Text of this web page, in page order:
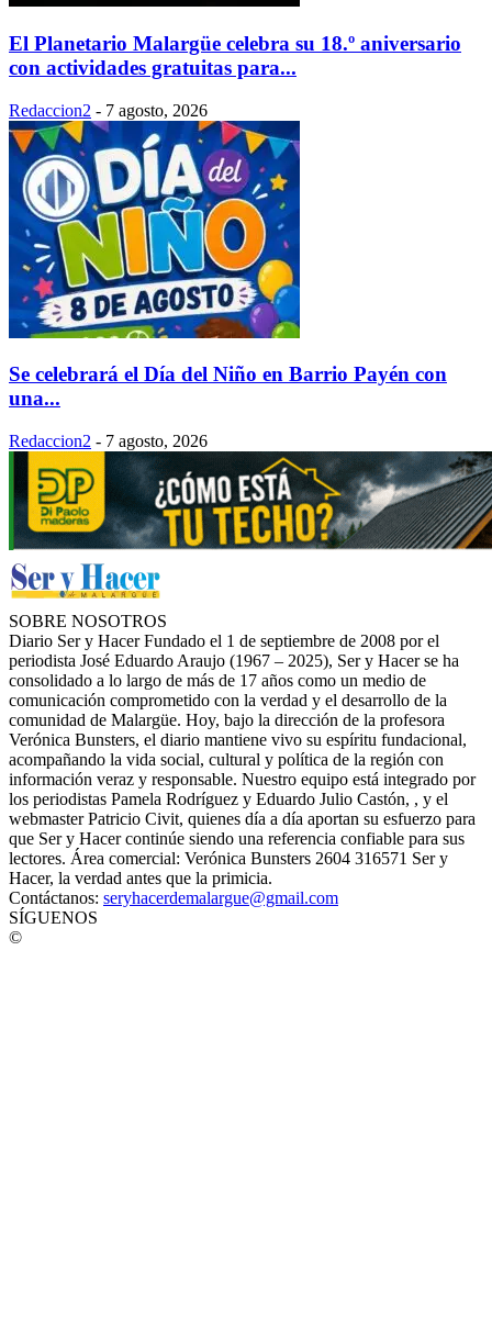
El Planetario Malargüe celebra su 18.º aniversario
con actividades gratuitas para...
Redaccion2 - 7 agosto, 2026
Se celebrará el Día del Niño en Barrio Payén con
una...
Redaccion2 - 7 agosto, 2026
SOBRE NOSOTROS
Diario Ser y Hacer Fundado el 1 de septiembre de 2008 por el
periodista José Eduardo Araujo (1967 – 2025), Ser y Hacer se ha
consolidado a lo largo de más de 17 años como un medio de
comunicación comprometido con la verdad y el desarrollo de la
comunidad de Malargüe. Hoy, bajo la dirección de la profesora
Verónica Bunsters, el diario mantiene vivo su espíritu fundacional,
acompañando la vida social, cultural y política de la región con
información veraz y responsable. Nuestro equipo está integrado por
los periodistas Pamela Rodríguez y Eduardo Julio Castón, , y el
webmaster Patricio Civit, quienes día a día aportan su esfuerzo para
que Ser y Hacer continúe siendo una referencia confiable para sus
lectores. Área comercial: Verónica Bunsters 2604 316571 Ser y
Hacer, la verdad antes que la primicia.
Contáctanos: seryhacerdemalargue@gmail.com
SÍGUENOS
©